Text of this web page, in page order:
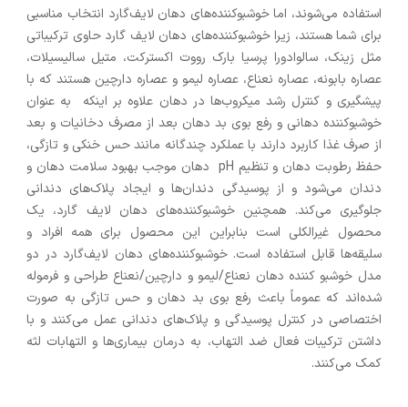
استفاده می‌شوند، اما خوشبوکننده‌های دهان لایف‌گارد انتخاب مناسبی
برای شما هستند، زیرا خوشبوکننده‌های دهان لایف گارد حاوی ترکیباتی
مثل زینک، سالوادورا پرسیا بارک رووت اکسترکت، متیل سالیسیلات،
عصاره بابونه، عصاره نعناع، عصاره لیمو و عصاره دارچین هستند که با
پیشگیری و کنترل رشد میکروب‌ها در دهان علاوه بر اینکه به عنوان
خوشبوکننده دهانی و رفع بوی بد دهان بعد از مصرف دخانیات و بعد
از صرف غذا کاربرد دارند با عملکرد چندگانه مانند حس خنکی و تازگی،
حفظ رطوبت دهان و تنظیم pH دهان موجب بهبود سلامت دهان و
دندان می‌شود و از پوسیدگی دندان‌ها و ایجاد پلاک‌های دندانی
جلوگیری می‌کند. همچنین خوشبوکننده‌های دهان لایف گارد، یک
محصول غیرالکلی است بنابراین این محصول برای همه افراد و
سلیقه‌ها قابل استفاده است. خوشبوکننده‌های دهان لایف‌گارد در دو
مدل خوشبو کننده دهان‌ نعناع/لیمو و دارچین/نعناع طراحی و فرموله
شده‌اند که عموماً باعث رفع بوی بد دهان و حس تازگی به صورت
اختصاصی در کنترل پوسیدگی و پلاک‌های دندانی عمل می‌کنند و با
داشتن ترکیبات فعال ضد التهاب، به درمان بیماری‌ها و التهابات لثه
کمک می‌کنند.